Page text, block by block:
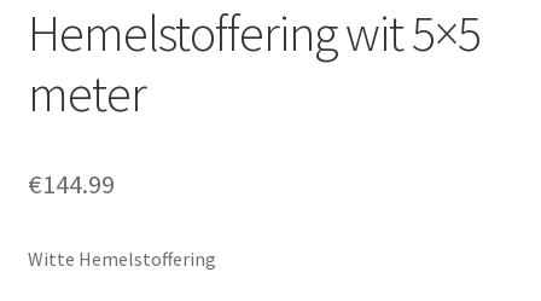
Hemelstoffering wit 5×5
meter
€144.99
Witte Hemelstoffering